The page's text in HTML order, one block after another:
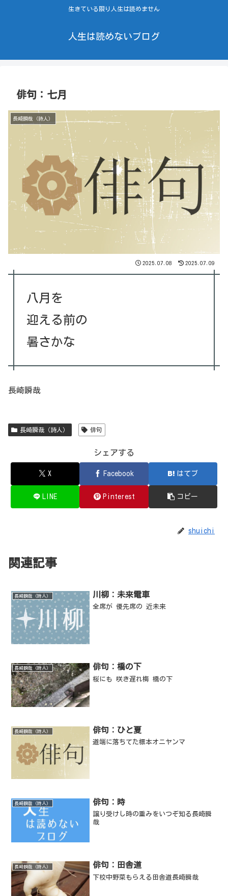
生きている限り人生は読めません
人生は読めないブログ
俳句：七月
長崎瞬哉（詩人）
2025.07.08 2025.07.09
八月を
迎える前の
暑さかな
長崎瞬哉
長崎瞬哉（詩人） 俳句
シェアする
X Facebook はてブ
LINE Pinterest コピー
shuichi
関連記事
長崎瞬哉（詩人） 川柳：未来電車
全席が 優先席の 近未来
長崎瞬哉（詩人） 俳句：橋の下
桜にも 咲き遅れ梅 橋の下
長崎瞬哉（詩人） 俳句：ひと夏
道端に落ちてた標本オニヤンマ
長崎瞬哉（詩人） 俳句：時
譲り受けし時の重みをいつぞ知る長崎瞬
哉
長崎瞬哉（詩人） 俳句：田舎道
下校中野菜もらえる田舎道長崎瞬哉